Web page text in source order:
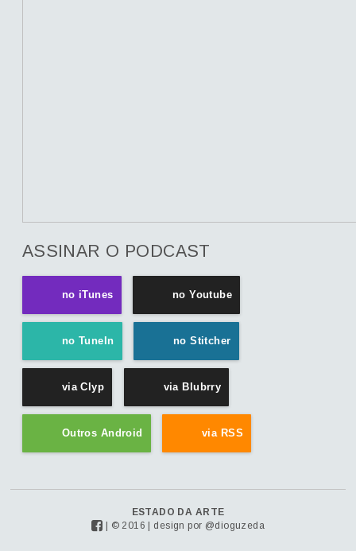
ASSINAR O PODCAST
no iTunes no Youtube
no TuneIn no Stitcher
via Clyp via Blubrry
Outros Android via RSS
ESTADO DA ARTE
| © 2016 | design por @dioguzeda